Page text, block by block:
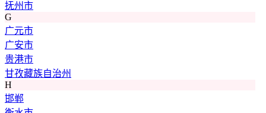
抚州市
G
广元市
广安市
贵港市
甘孜藏族自治州
H
邯郸